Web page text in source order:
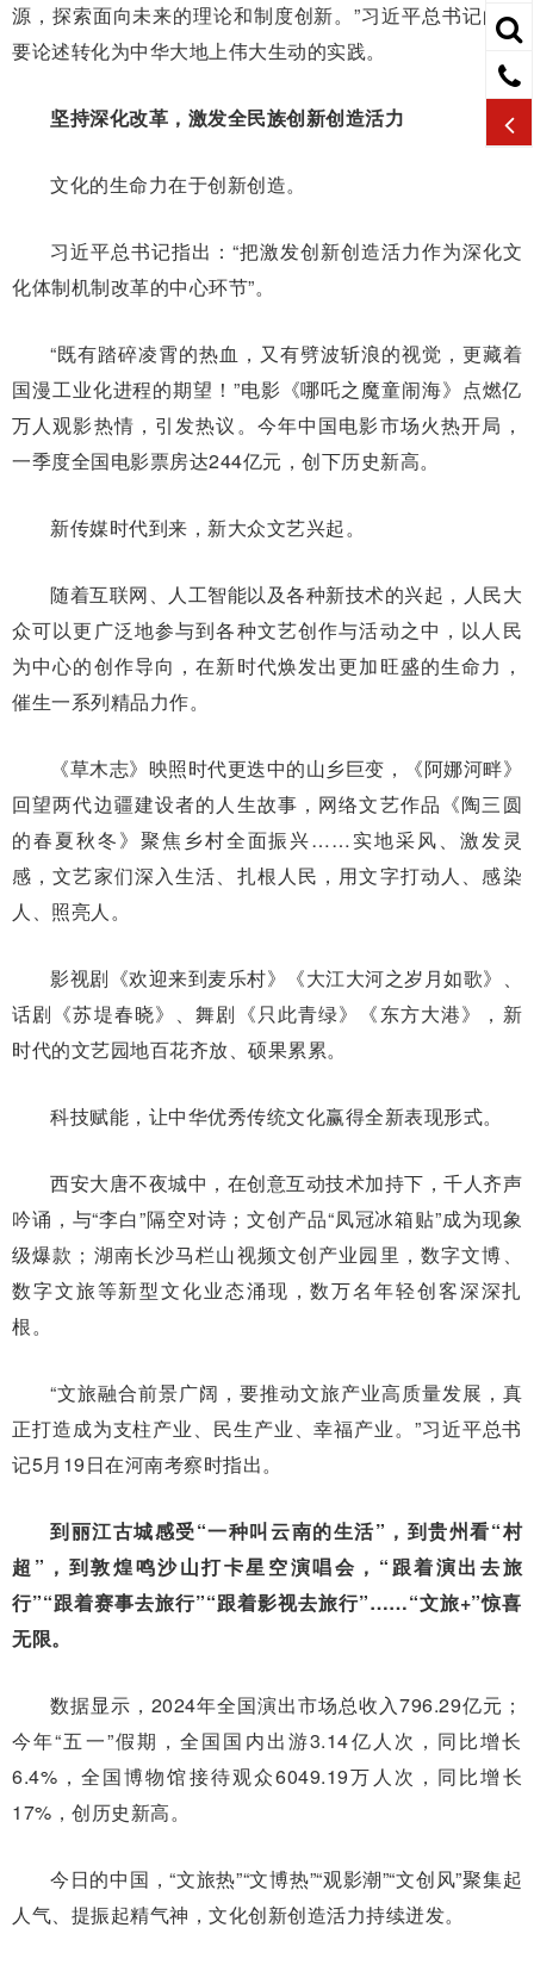
源，探索面向未来的理论和制度创新。”习近平总书记的重
要论述转化为中华大地上伟大生动的实践。
坚持深化改革，激发全民族创新创造活力
文化的生命力在于创新创造。
习近平总书记指出：“把激发创新创造活力作为深化文
化体制机制改革的中心环节”。
“既有踏碎凌霄的热血，又有劈波斩浪的视觉，更藏着
国漫工业化进程的期望！”电影《哪吒之魔童闹海》点燃亿
万人观影热情，引发热议。今年中国电影市场火热开局，
一季度全国电影票房达244亿元，创下历史新高。
新传媒时代到来，新大众文艺兴起。
随着互联网、人工智能以及各种新技术的兴起，人民大
众可以更广泛地参与到各种文艺创作与活动之中，以人民
为中心的创作导向，在新时代焕发出更加旺盛的生命力，
催生一系列精品力作。
《草木志》映照时代更迭中的山乡巨变，《阿娜河畔》
回望两代边疆建设者的人生故事，网络文艺作品《陶三圆
的春夏秋冬》聚焦乡村全面振兴……实地采风、激发灵
感，文艺家们深入生活、扎根人民，用文字打动人、感染
人、照亮人。
影视剧《欢迎来到麦乐村》《大江大河之岁月如歌》、
话剧《苏堤春晓》、舞剧《只此青绿》《东方大港》，新
时代的文艺园地百花齐放、硕果累累。
科技赋能，让中华优秀传统文化赢得全新表现形式。
西安大唐不夜城中，在创意互动技术加持下，千人齐声
吟诵，与“李白”隔空对诗；文创产品“凤冠冰箱贴”成为现象
级爆款；湖南长沙马栏山视频文创产业园里，数字文博、
数字文旅等新型文化业态涌现，数万名年轻创客深深扎
根。
“文旅融合前景广阔，要推动文旅产业高质量发展，真
正打造成为支柱产业、民生产业、幸福产业。”习近平总书
记5月19日在河南考察时指出。
到丽江古城感受“一种叫云南的生活”，到贵州看“村
超”，到敦煌鸣沙山打卡星空演唱会，“跟着演出去旅
行”“跟着赛事去旅行”“跟着影视去旅行”……“文旅+”惊喜
无限。
数据显示，2024年全国演出市场总收入796.29亿元；
今年“五一”假期，全国国内出游3.14亿人次，同比增长
6.4%，全国博物馆接待观众6049.19万人次，同比增长
17%，创历史新高。
今日的中国，“文旅热”“文博热”“观影潮”“文创风”聚集起
人气、提振起精气神，文化创新创造活力持续迸发。